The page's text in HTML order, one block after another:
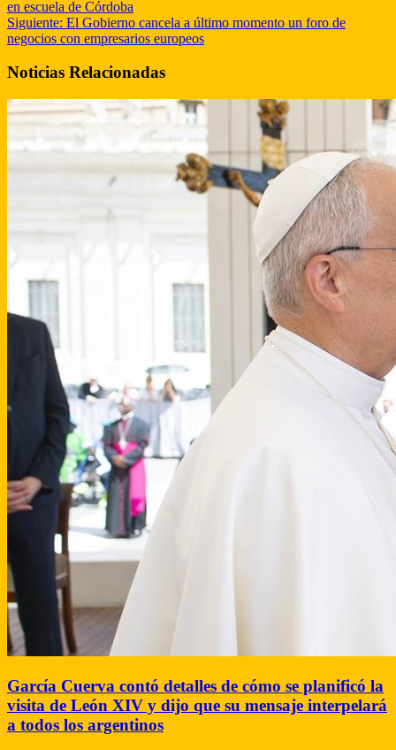
en escuela de Córdoba
Siguiente: El Gobierno cancela a último momento un foro de
negocios con empresarios europeos
Noticias Relacionadas
García Cuerva contó detalles de cómo se planificó la
visita de León XIV y dijo que su mensaje interpelará
a todos los argentinos